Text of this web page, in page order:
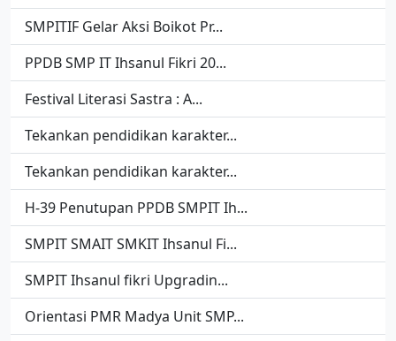
SMPITIF Gelar Aksi Boikot Pr...
PPDB SMP IT Ihsanul Fikri 20...
Festival Literasi Sastra : A...
Tekankan pendidikan karakter...
Tekankan pendidikan karakter...
H-39 Penutupan PPDB SMPIT Ih...
SMPIT SMAIT SMKIT Ihsanul Fi...
SMPIT Ihsanul fikri Upgradin...
Orientasi PMR Madya Unit SMP...